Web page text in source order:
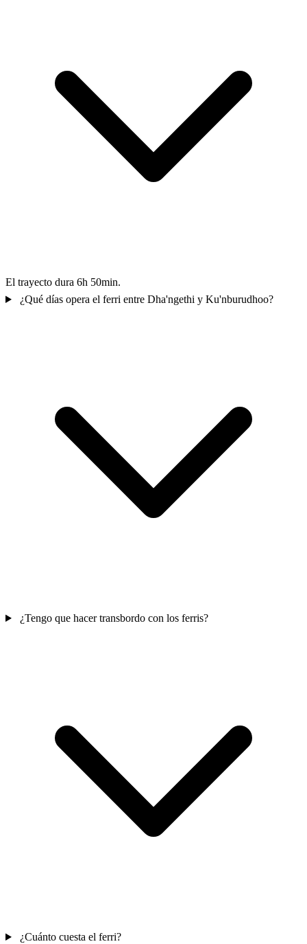
El trayecto dura 6h 50min.
¿Qué días opera el ferri entre Dha'ngethi y Ku'nburudhoo?
¿Tengo que hacer transbordo con los ferris?
¿Cuánto cuesta el ferri?